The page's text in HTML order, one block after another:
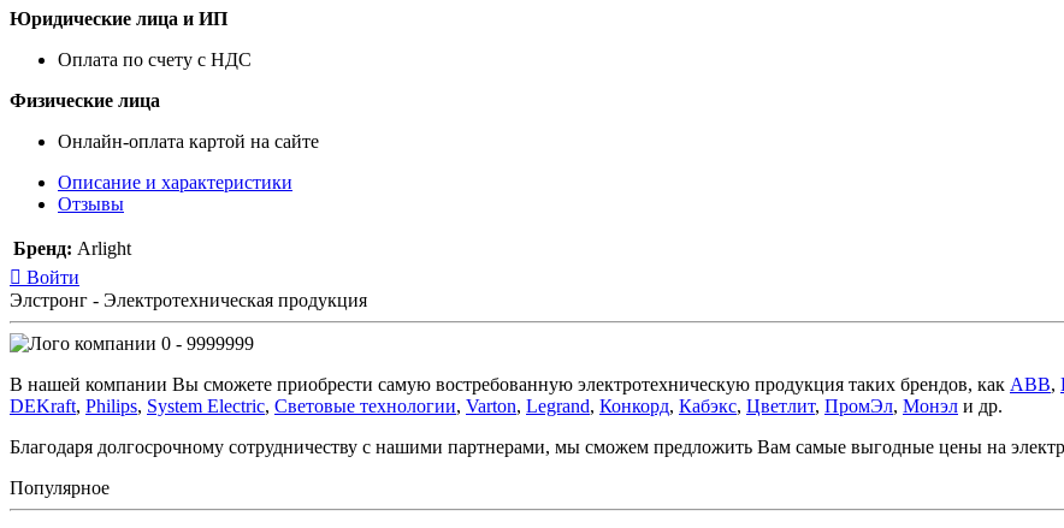
Юридические лица и ИП
Оплата по счету с НДС
Физические лица
Онлайн-оплата картой на сайте
Описание и характеристики
Отзывы
Бренд: Arlight
Войти
Элстронг - Электротехническая продукция
0 - 9999999
В нашей компании Вы сможете приобрести самую востребованную электротехническую продукция таких брендов, как ABB,
DEKraft, Philips, System Electric, Световые технологии, Varton, Legrand, Конкорд, Кабэкс, Цветлит, ПромЭл, Монэл и др.
Благодаря долгосрочному сотрудничеству с нашими партнерами, мы сможем предложить Вам самые выгодные цены на
Популярное